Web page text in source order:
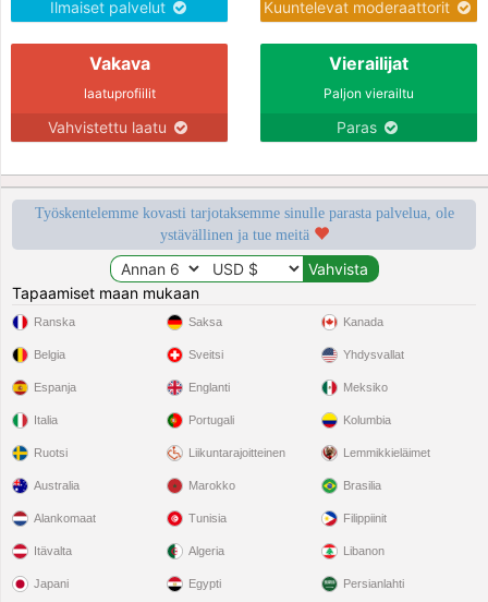
Ilmaiset palvelut Kuuntelevat moderaattorit
Vakava
laatuprofiilit
Vahvistettu laatu
Vierailijat
Paljon vierailtu
Paras
Työskentelemme kovasti tarjotaksemme sinulle parasta palvelua, ole
ystävällinen ja tue meitä
Tapaamiset maan mukaan
Ranska
Belgia
Espanja
Italia
Ruotsi
Saksa
Sveitsi
Englanti
Portugali
Liikuntarajoitteinen
Kanada
Yhdysvallat
Meksiko
Kolumbia
Lemmikkieläimet
Australia
Alankomaat
Itävalta
Japani
Marokko
Tunisia
Algeria
Egypti
Brasilia
Filippiinit
Libanon
Persianlahti